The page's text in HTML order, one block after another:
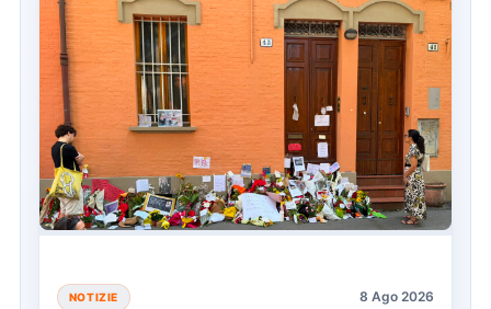
NOTIZIE 8 Ago 2026